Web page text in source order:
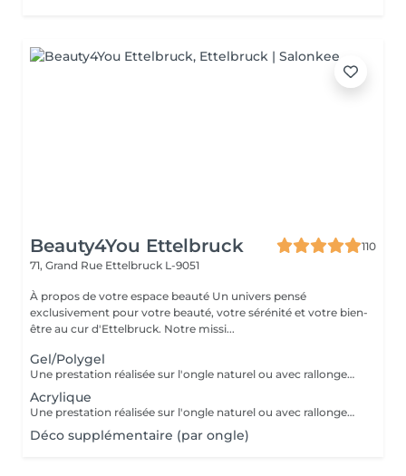
Beauty4You Ettelbruck
110
71, Grand Rue Ettelbruck L-9051
À propos de votre espace beauté Un univers pensé
exclusivement pour votre beauté, votre sérénité et votre bien-
être au cur d'Ettelbruck. Notre missi...
Gel/Polygel
Une prestation réalisée sur l'ongle naturel ou avec rallongement, pour des ongles élégants et résistants pendant plusieurs semaines. * Préparation de l'ongle naturel * Mise en forme des ongles * Travail des cuticules * Application du gel * Finition au choix * 2 décorations incluses
Acrylique
Une prestation réalisée sur l'ongle naturel ou avec rallongement, idéale pour des ongles solides, élégants et durables. * Préparation de l'ongle naturel * Mise en forme des ongles * Travail des cuticules * Application de l'acrylique * Finition au choix * 2 décorations incluses
Déco supplémentaire (par ongle)